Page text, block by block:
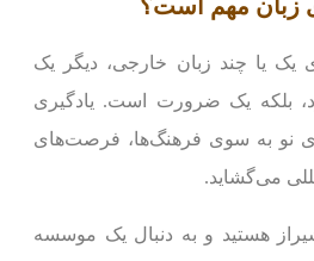
زبان مهم است؟
یک یا چند زبان خارجی، دیگر یک
بلکه یک ضرورت است. یادگیری
نو به سوی فرهنگ‌ها، فرصت‌های
می‌گشاید.
هستید و به دنبال یک موسسه